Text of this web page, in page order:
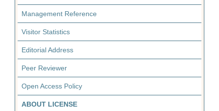
Management Reference
Visitor Statistics
Editorial Address
Peer Reviewer
Open Access Policy
ABOUT LICENSE